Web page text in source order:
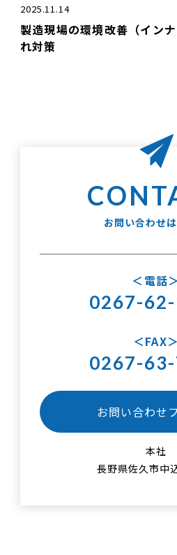
2025.11.14
製造現場の環境改善（イン
れ対策
お問い合わせ
電話
0267-
FAX
0267-
お問い合わせ
本社
長野県佐久市中